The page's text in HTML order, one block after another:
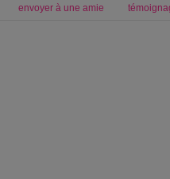
envoyer à une amie